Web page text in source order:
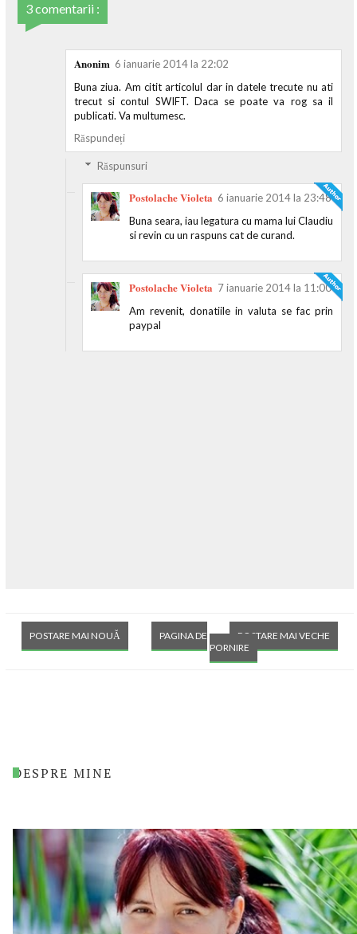
3 comentarii :
Anonim 6 ianuarie 2014 la 22:02
Buna ziua. Am citit articolul dar in datele trecute nu ati
trecut si contul SWIFT. Daca se poate va rog sa il
publicati. Va multumesc.
Răspundeți
Răspunsuri
Postolache Violeta 6 ianuarie 2014 la 23:48
Buna seara, iau legatura cu mama lui Claudiu
si revin cu un raspuns cat de curand.
Postolache Violeta 7 ianuarie 2014 la 11:00
Am revenit, donatiile in valuta se fac prin
paypal
POSTARE MAI NOUĂ POSTARE MAI VECHE
PAGINA DE
PORNIRE
DESPRE MINE